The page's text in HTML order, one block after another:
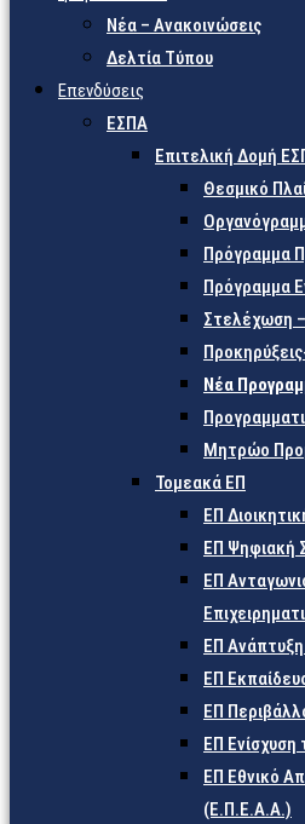
Νέα – Ανακοινώσεις
Δελτία Τύπου
Επενδύσεις
ΕΣΠΑ
Επιτελική Δομή
Θεσμικό
Πρόγραμμα
Πρόγραμμα
Στελέχωση
Νέα
Μητρώο
Τομεακά ΕΠ
ΕΠ
ΕΠ Ψηφιακή
ΕΠ
ΕΠ
ΕΠ
ΕΠ
ΕΠ
ΕΠ Εθνικό
(Ε.Π.Ε.Α.Α.)